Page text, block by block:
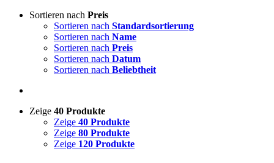
Sortieren nach Preis
Sortieren nach Standardsortierung
Sortieren nach Name
Sortieren nach Preis
Sortieren nach Datum
Sortieren nach Beliebtheit
Zeige 40 Produkte
Zeige 40 Produkte
Zeige 80 Produkte
Zeige 120 Produkte